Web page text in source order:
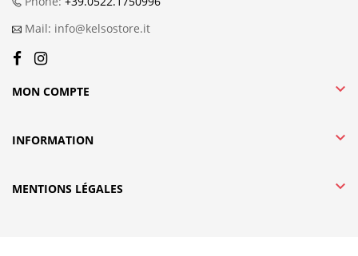
Mail: info@kelsostore.it
MON COMPTE 
INFORMATION 
MENTIONS LÉGALES 